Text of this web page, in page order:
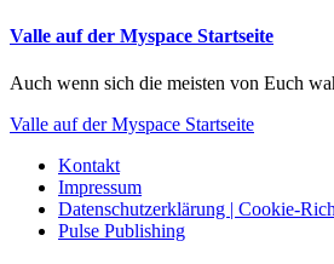
Valle auf der Myspace Startseite
Auch wenn sich die meisten von Euch
Valle auf der Myspace Startseite